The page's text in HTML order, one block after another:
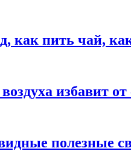
как пить чай,
избавит от
полезные